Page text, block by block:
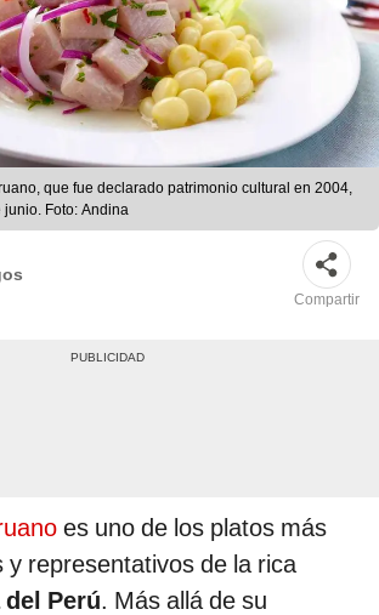
que fue declarado patrimonio cultural en 2004,
Foto: Andina
Compartir
es uno de los platos más
y representativos de la rica
Perú. Más allá de su